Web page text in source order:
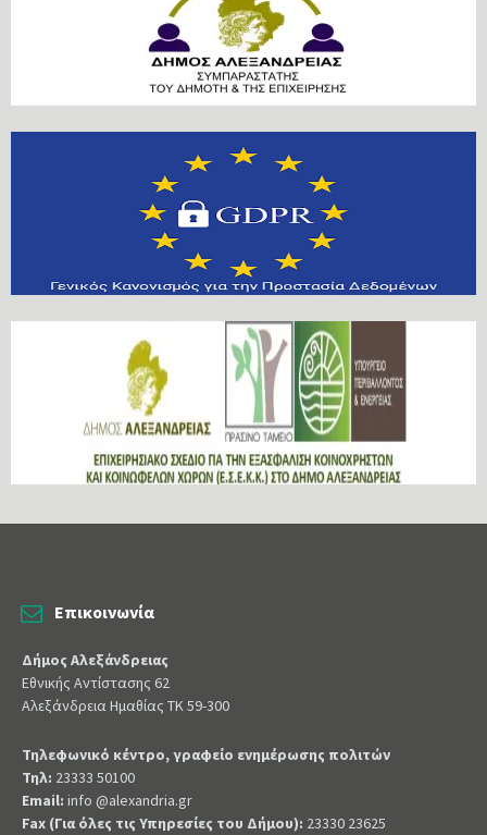
Επικοινωνία
Δήμος Αλεξάνδρειας
Εθνικής Αντίστασης 62
Αλεξάνδρεια Ημαθίας ΤΚ 59-300
Τηλεφωνικό κέντρο, γραφείο ενημέρωσης πολιτών
Τηλ: 23333 50100
Email: info @alexandria.gr
Fax (Για όλες τις Υπηρεσίες του Δήμου): 23330 23625